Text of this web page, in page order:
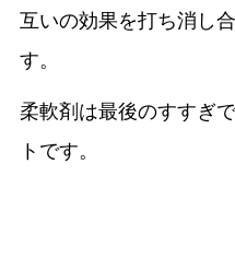
互いの効果を打ち消し
す。
柔軟剤は最後のすすぎ
トです。